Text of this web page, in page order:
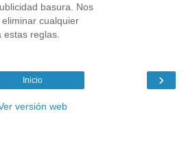
basura. Nos
cualquier
reglas.
›
Inicio
versión web